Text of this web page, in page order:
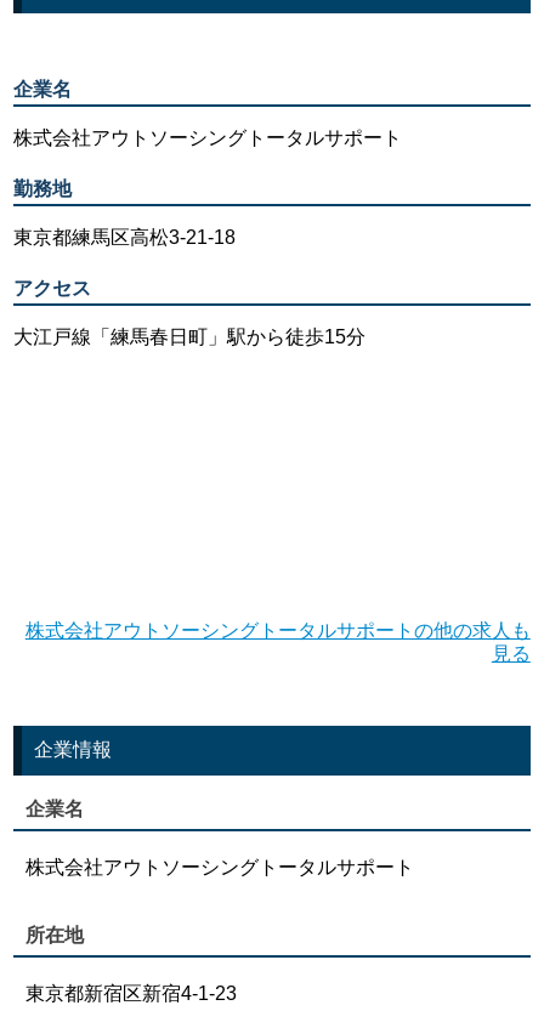
企業名
株式会社アウトソーシングトータルサポート
勤務地
東京都練馬区高松3-21-18
アクセス
大江戸線「練馬春日町」駅から徒歩15分
株式会社アウトソーシングトータルサポートの他の求人も
見る
企業情報
企業名
株式会社アウトソーシングトータルサポート
所在地
東京都新宿区新宿4-1-23